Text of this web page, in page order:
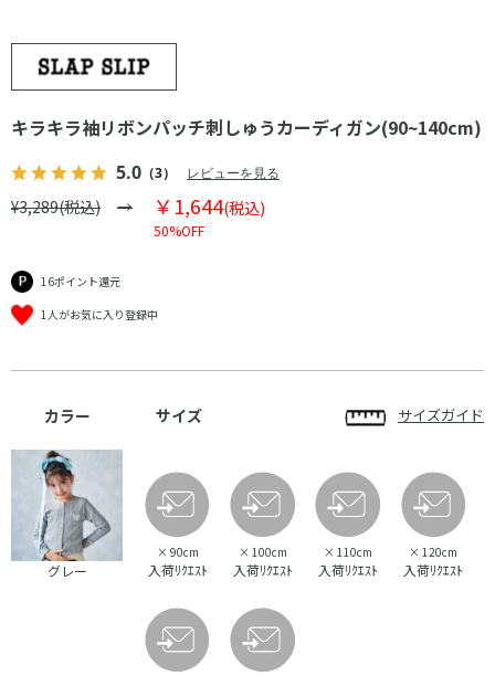
キラキラ袖リボンパッチ刺しゅうカーディガン(90~140cm)
5.0 （3） レビューを見る
¥3,289(税込) ￥1,644(税込)
50%OFF
16ポイント還元
1人がお気に入り登録中
カラー サイズ サイズガイド
グレー
× 90cm
入荷ﾘｸｴｽﾄ
× 100cm
入荷ﾘｸｴｽﾄ
× 110cm
入荷ﾘｸｴｽﾄ
× 120cm
入荷ﾘｸｴｽﾄ